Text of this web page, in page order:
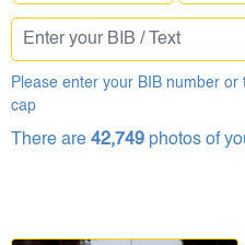
Please enter your BIB number
cap
There are 42,749 photos of